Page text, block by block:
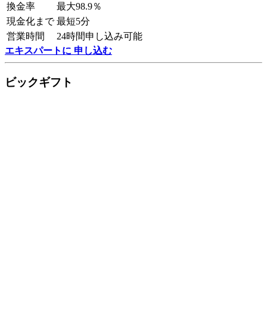
換金率
最大98.9％
現金化まで 最短5分
営業時間
24時間申し込み可能
エキスパートに 申し込む
ビックギフト